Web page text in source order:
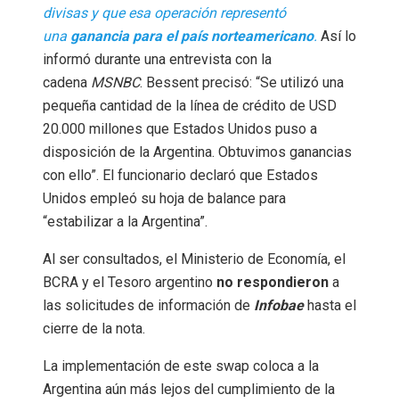
divisas y que esa operación representó
una ganancia para el país norteamericano. Así lo
informó durante una entrevista con la
cadena MSNBC. Bessent precisó: “Se utilizó una
pequeña cantidad de la línea de crédito de USD
20.000 millones que Estados Unidos puso a
disposición de la Argentina. Obtuvimos ganancias
con ello”. El funcionario declaró que Estados
Unidos empleó su hoja de balance para
“estabilizar a la Argentina”.
Al ser consultados, el Ministerio de Economía, el
BCRA y el Tesoro argentino no respondieron a
las solicitudes de información de Infobaehasta el
cierre de la nota.
La implementación de este swap coloca a la
Argentina aún más lejos del cumplimiento de la